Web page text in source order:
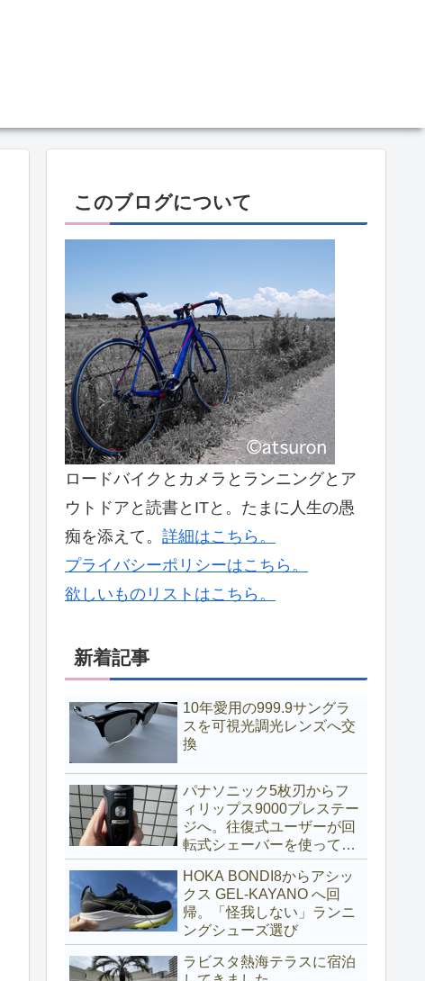
このブログについて
ロードバイクとカメラとランニングとア
ウトドアと読書とITと。たまに人生の愚
痴を添えて。 詳細はこちら。
プライバシーポリシーはこちら。
欲しいものリストはこちら。
新着記事
10年愛用の999.9サングラ
スを可視光調光レンズへ交
換
パナソニック5枚刃からフ
ィリップス9000プレステー
ジへ。往復式ユーザーが回
転式シェーバーを使ってみ
る
HOKA BONDI8からアシッ
クス GEL-KAYANO へ回
帰。「怪我しない」ランニ
ングシューズ選び
ラビスタ熱海テラスに宿泊